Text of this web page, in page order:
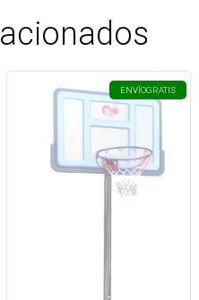
ENVÍOGRATIS